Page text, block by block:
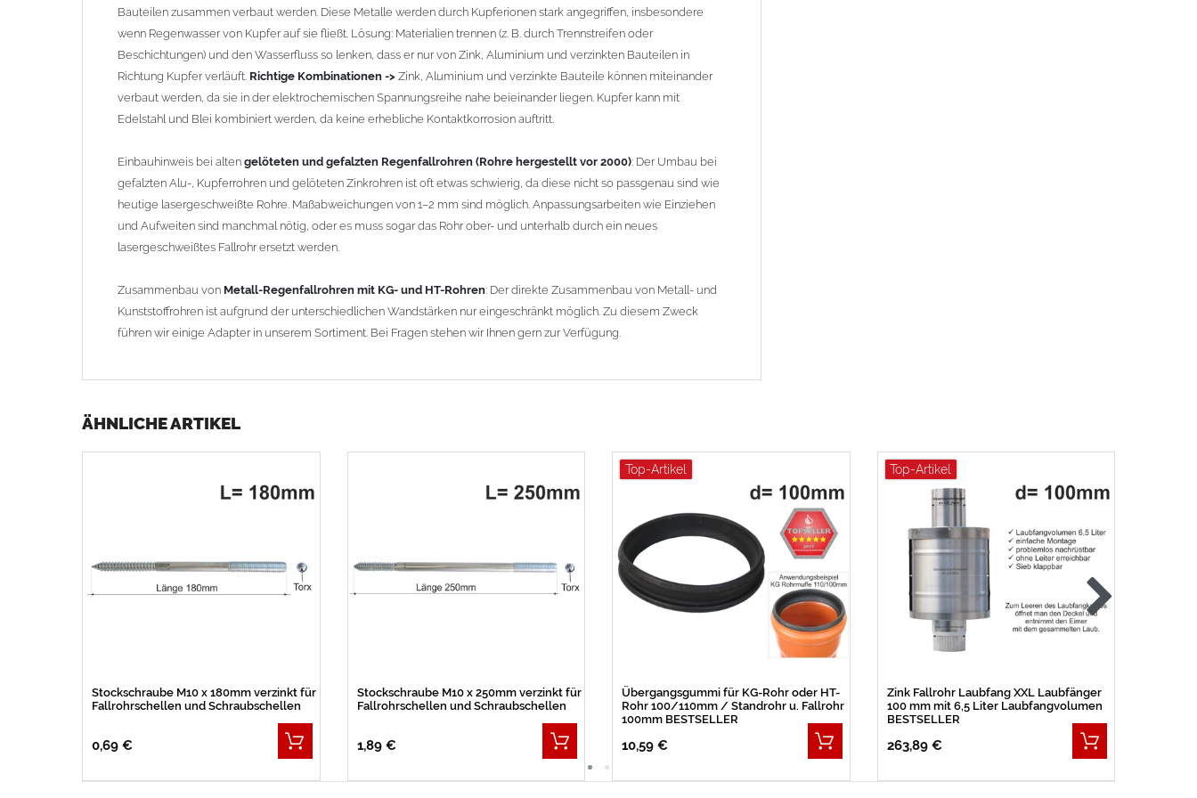
Bauteilen zusammen verbaut werden. Diese Metalle werden durch Kupferionen stark angegriffen, insbesondere
wenn Regenwasser von Kupfer auf sie fließt. Lösung: Materialien trennen (z. B. durch Trennstreifen oder
Beschichtungen) und den Wasserfluss so lenken, dass er nur von Zink, Aluminium und verzinkten Bauteilen in
Richtung Kupfer verläuft. Richtige Kombinationen -> Zink, Aluminium und verzinkte Bauteile können miteinander
verbaut werden, da sie in der elektrochemischen Spannungsreihe nahe beieinander liegen. Kupfer kann mit
Edelstahl und Blei kombiniert werden, da keine erhebliche Kontaktkorrosion auftritt.
Einbauhinweis bei alten gelöteten und gefalzten Regenfallrohren (Rohre hergestellt vor 2000): Der Umbau bei
gefalzten Alu-, Kupferrohren und gelöteten Zinkrohren ist oft etwas schwierig, da diese nicht so passgenau sind wie
heutige lasergeschweißte Rohre. Maßabweichungen von 1–2 mm sind möglich. Anpassungsarbeiten wie Einziehen
und Aufweiten sind manchmal nötig, oder es muss sogar das Rohr ober- und unterhalb durch ein neues
lasergeschweißtes Fallrohr ersetzt werden.
Zusammenbau von Metall-Regenfallrohren mit KG- und HT-Rohren: Der direkte Zusammenbau von Metall- und
Kunststoffrohren ist aufgrund der unterschiedlichen Wandstärken nur eingeschränkt möglich. Zu diesem Zweck
führen wir einige Adapter in unserem Sortiment. Bei Fragen stehen wir Ihnen gern zur Verfügung.
ÄHNLICHE ARTIKEL
Stockschraube M10 x 180mm verzinkt für
Fallrohrschellen und Schraubschellen
0,69 €
Stockschraube M10 x 250mm verzinkt für
Fallrohrschellen und Schraubschellen
1,89 €
Top-Artikel
Übergangsgummi für KG-Rohr oder HT-
Rohr 100/110mm / Standrohr u. Fallrohr
100mm BESTSELLER
10,59 €
Top-Artikel
Zink Fallrohr Laubfang XXL Laubfänger
100 mm mit 6,5 Liter Laubfangvolumen
BESTSELLER
263,89 €